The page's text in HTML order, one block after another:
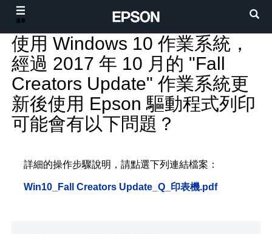
使用 Windows 10 作業系統，
經過 2017 年 10 月的 "Fall
Creators Update" 作業系統更
新後使用 Epson 驅動程式列印
可能會有以下問題？
詳細的操作步驟說明，請點選下列連結檔案：
Win10_Fall Creators Update_Q_印表機.pdf